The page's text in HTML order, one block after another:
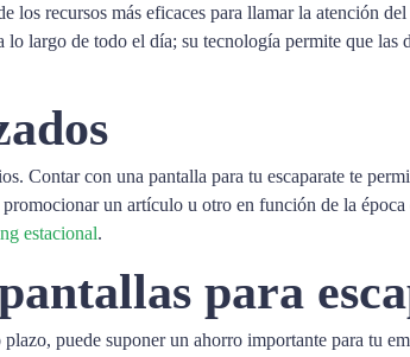
los recursos más eficaces para llamar la atención
largo de todo el día; su tecnología permite que las
Contar con una pantalla para tu escaparate te
un artículo u otro en función de la época
estacional.
para
puede suponer un ahorro importante para tu